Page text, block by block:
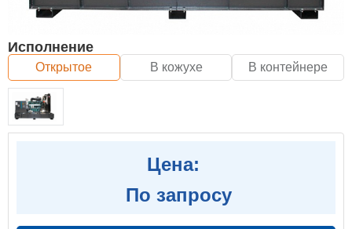
Исполнение
Открытое В кожухе В контейнере
Цена:
По запросу